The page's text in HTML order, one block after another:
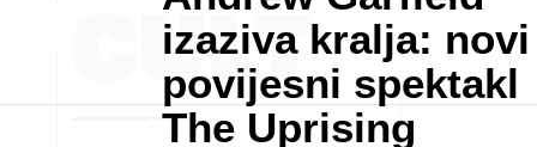
izaziva kralja: novi
povijesni spektakl
The Uprising